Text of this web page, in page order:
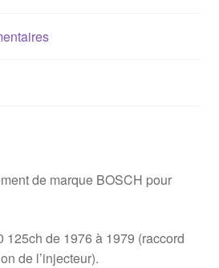
de marque BOSCH pour
125ch de 1976 à 1979 (raccord
de l’injecteur).